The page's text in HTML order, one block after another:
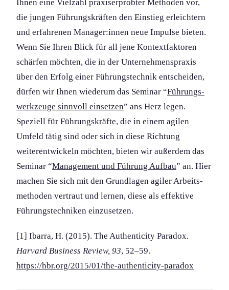
Ihnen eine Vielzahl praxiserprobter Methoden vor,
die jungen Führungs­kräften den Einstieg erleichtern
und erfahrenen Manager:innen neue Impulse bieten.
Wenn Sie Ihren Blick für all jene Kontextfaktoren
schärfen möchten, die in der Unternehmenspraxis
über den Erfolg einer Führungs­technik entscheiden,
dürfen wir Ihnen wiederum das Seminar “Führungs­
werkzeuge sinnvoll einsetzen” ans Herz legen.
Speziell für Führungs­kräfte, die in einem agilen
Umfeld tätig sind oder sich in diese Richtung
weiterentwickeln möchten, bieten wir außerdem das
Seminar “Management und Führung Aufbau” an. Hier
machen Sie sich mit den Grundlagen agiler Arbeits­
methoden vertraut und lernen, diese als effektive
Führungs­techniken einzusetzen.
[1] Ibarra, H. (2015). The Authenticity Paradox.
Harvard Business Review, 93, 52–59.
https://hbr.org/2015/01/the-authenticity-paradox